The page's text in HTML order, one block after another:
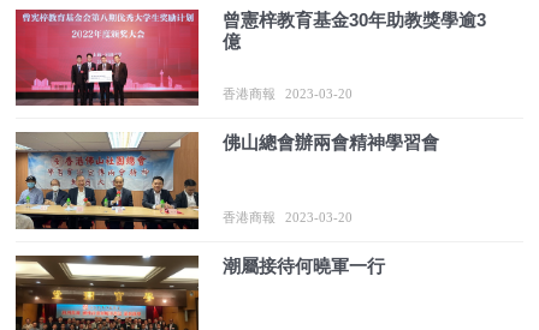
曾憲梓教育基金30年助教獎學逾3
億
香港商報 2023-03-20
佛山總會辦兩會精神學習會
香港商報 2023-03-20
潮屬接待何曉軍一行